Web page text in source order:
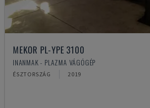
MEKOR PL-YPE 3100
INANMAK - PLAZMA VÁGÓGÉP
ÉSZTORSZÁG 2019